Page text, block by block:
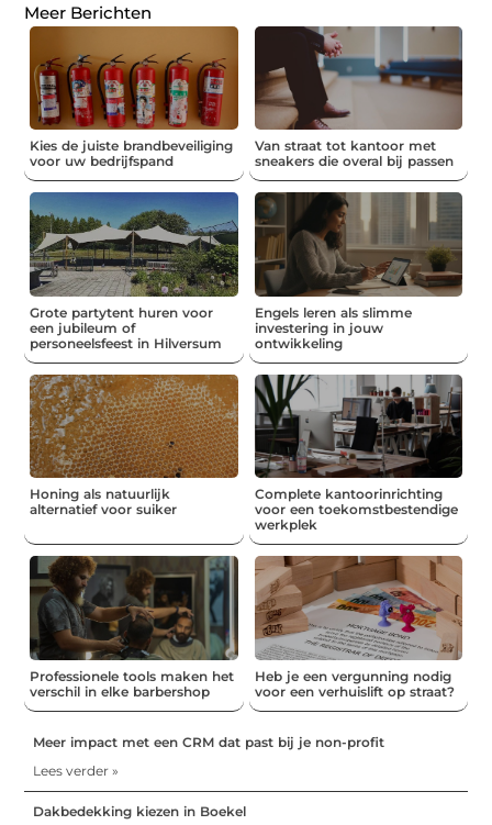
Meer Berichten
Kies de juiste brandbeveiliging
voor uw bedrijfspand
Van straat tot kantoor met
sneakers die overal bij passen
Grote partytent huren voor
een jubileum of
personeelsfeest in Hilversum
Engels leren als slimme
investering in jouw
ontwikkeling
Honing als natuurlijk
alternatief voor suiker
Complete kantoorinrichting
voor een toekomstbestendige
werkplek
Professionele tools maken het
verschil in elke barbershop
Heb je een vergunning nodig
voor een verhuislift op straat?
Meer impact met een CRM dat past bij je non-profit
Lees verder »
Dakbedekking kiezen in Boekel